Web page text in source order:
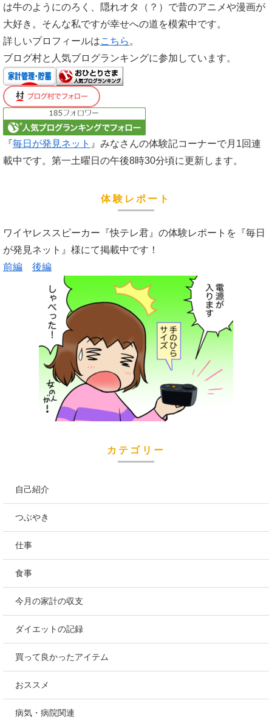
は牛のようにのろく、隠れオタ（？）で昔のアニメや漫画が
大好き。そんな私ですが幸せへの道を模索中です。
詳しいプロフィールはこちら 。
ブログ村と人気ブログランキングに参加しています。
『毎日が発見ネット 』みなさんの体験記コーナーで月1回連
載中です。第一土曜日の午後8時30分頃に更新します。
体験レポート
ワイヤレススピーカー『快テレ君』の体験レポートを『毎日
が発見ネット』様にて掲載中です！
前編
後編
カテゴリー
自己紹介
つぶやき
仕事
食事
今月の家計の収支
ダイエットの記録
買って良かったアイテム
おススメ
病気・病院関連